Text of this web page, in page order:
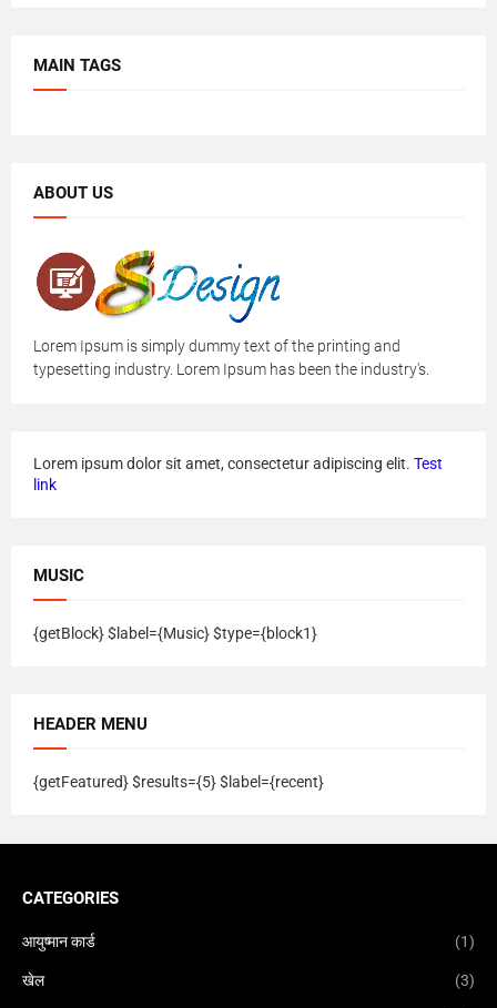
MAIN TAGS
ABOUT US
Lorem Ipsum is simply dummy text of the printing and
typesetting industry. Lorem Ipsum has been the industry's.
Lorem ipsum dolor sit amet, consectetur adipiscing elit. Test
link
MUSIC
{getBlock} $label={Music} $type={block1}
HEADER MENU
{getFeatured} $results={5} $label={recent}
CATEGORIES
आयुष्मान कार्ड (1)
खेल (3)